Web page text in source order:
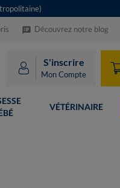
speaker_notes Découvrez notre blog
S'inscrire
Mon Compte
VÉTÉRINAIRE